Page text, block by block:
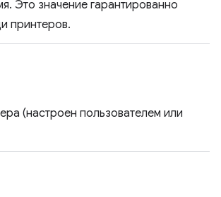
Это значение гарантированно
принтеров.
(настроен пользователем или